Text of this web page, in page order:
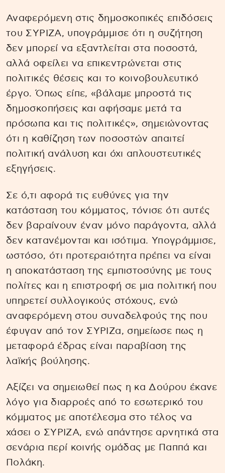
Αναφερόμενη στις δημοσκοπικές επιδόσεις
του ΣΥΡΙΖΑ, υπογράμμισε ότι η συζήτηση
δεν μπορεί να εξαντλείται στα ποσοστά,
αλλά οφείλει να επικεντρώνεται στις
πολιτικές θέσεις και το κοινοβουλευτικό
έργο. Όπως είπε, «βάλαμε μπροστά τις
δημοσκοπήσεις και αφήσαμε μετά τα
πρόσωπα και τις πολιτικές», σημειώνοντας
ότι η καθίζηση των ποσοστών απαιτεί
πολιτική ανάλυση και όχι απλουστευτικές
εξηγήσεις.
Σε ό,τι αφορά τις ευθύνες για την
κατάσταση του κόμματος, τόνισε ότι αυτές
δεν βαραίνουν έναν μόνο παράγοντα, αλλά
δεν κατανέμονται και ισότιμα. Υπογράμμισε,
ωστόσο, ότι προτεραιότητα πρέπει να είναι
η αποκατάσταση της εμπιστοσύνης με τους
πολίτες και η επιστροφή σε μια πολιτική που
υπηρετεί συλλογικούς στόχους, ενώ
αναφερόμενη στου συναδελφούς της που
έφυγαν από τον ΣΥΡΙΖα, σημείωσε πως η
μεταφορά έδρας είναι παραβίαση της
λαϊκής βούλησης.
Αξίζει να σημειωθεί πως η κα Δούρου έκανε
λόγο για διαρροές από το εσωτερικό του
κόμματος με αποτέλεσμα στο τέλος να
χάσει ο ΣΥΡΙΖΑ, ενώ απάντησε αρνητικά στα
σενάρια περί κοινής ομάδας με Παππά και
Πολάκη.